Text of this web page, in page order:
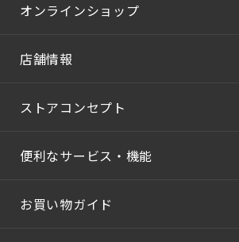
オンラインショップ
店舗情報
ストアコンセプト
便利なサービス・機能
お買い物ガイド